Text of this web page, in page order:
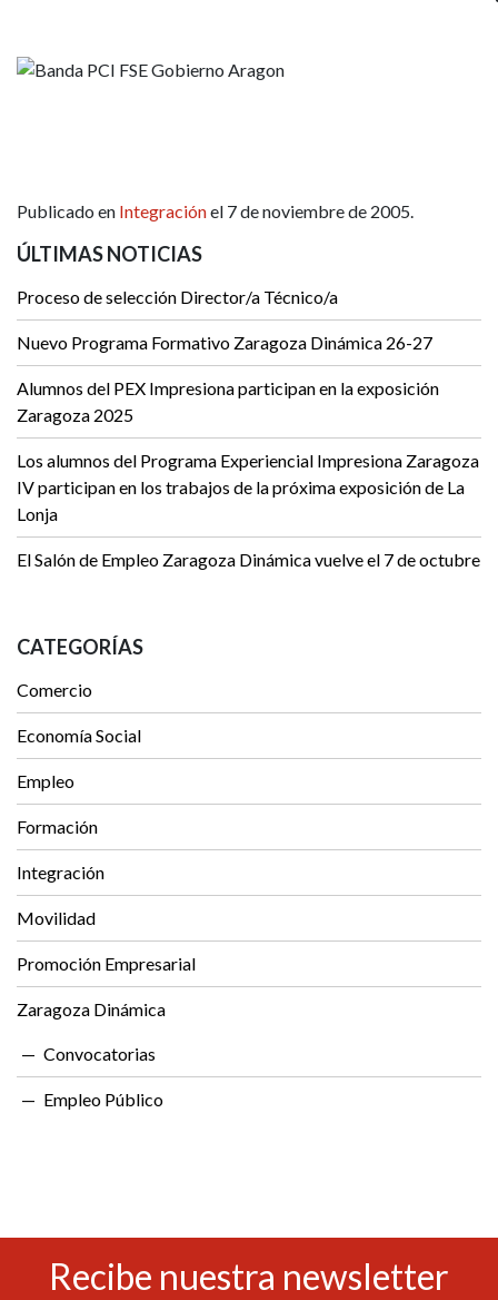
Publicado en Integraciónel 7 de noviembre de 2005.
ÚLTIMAS NOTICIAS
Proceso de selección Director/a Técnico/a
Nuevo Programa Formativo Zaragoza Dinámica 26-27
Alumnos del PEX Impresiona participan en la exposición
Zaragoza 2025
Los alumnos del Programa Experiencial Impresiona Zaragoza
IV participan en los trabajos de la próxima exposición de La
Lonja
El Salón de Empleo Zaragoza Dinámica vuelve el 7 de octubre
CATEGORÍAS
Comercio
Economía Social
Empleo
Formación
Integración
Movilidad
Promoción Empresarial
Zaragoza Dinámica
Convocatorias
Empleo Público
Recibe nuestra newsletter